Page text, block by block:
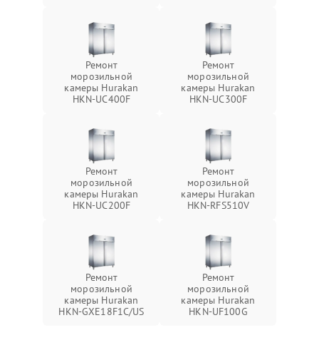
Ремонт
морозильной
камеры Hurakan
HKN-UC400F
Ремонт
морозильной
камеры Hurakan
HKN-UC300F
Ремонт
морозильной
камеры Hurakan
HKN-UC200F
Ремонт
морозильной
камеры Hurakan
HKN-RFS510V
Ремонт
морозильной
камеры Hurakan
HKN-GXE18F1C/US
Ремонт
морозильной
камеры Hurakan
HKN-UF100G